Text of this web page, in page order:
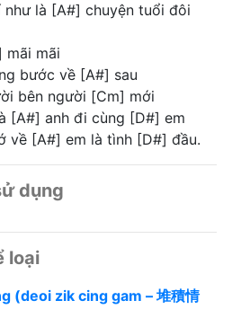
như là [A#] chuyện tuổi đôi
mãi mãi
bước về [A#] sau
bên người [Cm] mới
[A#] anh đi cùng [D#] em
về [A#] em là tình [D#] đầu.
dụng
loại
(deoi zik cing gam – 堆積情